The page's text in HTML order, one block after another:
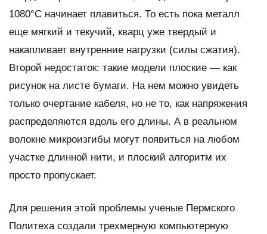
1080°C начинает плавиться. То есть пока металл
еще мягкий и текучий, кварц уже твердый и
накапливает внутренние нагрузки (силы сжатия).
Второй недостаток: такие модели плоские — как
рисунок на листе бумаги. На нем можно увидеть
только очертание кабеля, но не то, как напряжения
распределяются вдоль его длины. А в реальном
волокне микроизгибы могут появиться на любом
участке длинной нити, и плоский алгоритм их
просто пропускает.
Для решения этой проблемы ученые Пермского
Политеха создали трехмерную компьютерную